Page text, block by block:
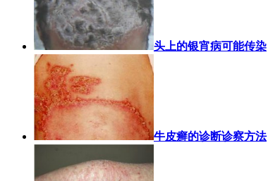
头上的银宵病可能传染
牛皮癣的诊断诊察方法